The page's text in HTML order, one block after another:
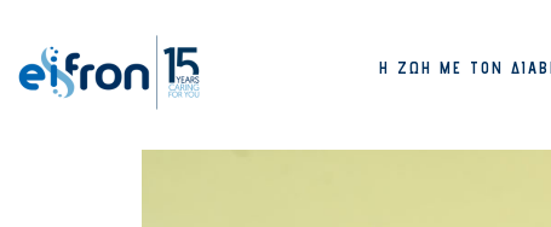
Η ΖΩΉ ΜΕ ΤΟΝ